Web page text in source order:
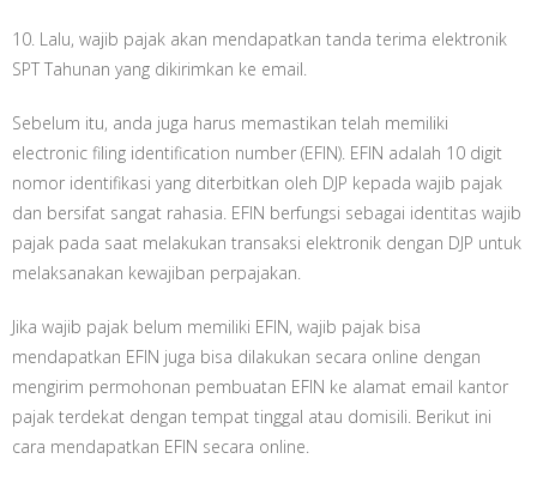
10. Lalu, wajib pajak akan mendapatkan tanda terima elektronik
SPT Tahunan yang dikirimkan ke email.
Sebelum itu, anda juga harus memastikan telah memiliki
electronic filing identification number (EFIN). EFIN adalah 10 digit
nomor identifikasi yang diterbitkan oleh DJP kepada wajib pajak
dan bersifat sangat rahasia. EFIN berfungsi sebagai identitas wajib
pajak pada saat melakukan transaksi elektronik dengan DJP untuk
melaksanakan kewajiban perpajakan.
Jika wajib pajak belum memiliki EFIN, wajib pajak bisa
mendapatkan EFIN juga bisa dilakukan secara online dengan
mengirim permohonan pembuatan EFIN ke alamat email kantor
pajak terdekat dengan tempat tinggal atau domisili. Berikut ini
cara mendapatkan EFIN secara online.